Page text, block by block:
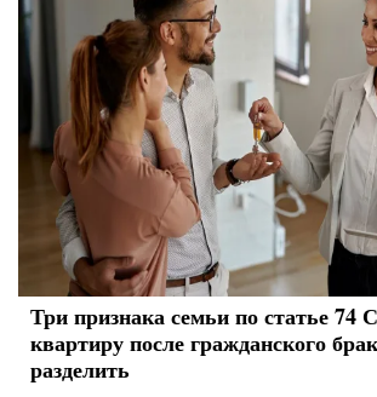
Три признака семьи по статье 74
квартиру после гражданского
разделить